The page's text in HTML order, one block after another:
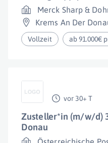
Merck Sharp &
Krems An Der
Vollzeit ab 91.000€
vor 30+ T
Zusteller*in (m/w/d)
Donau